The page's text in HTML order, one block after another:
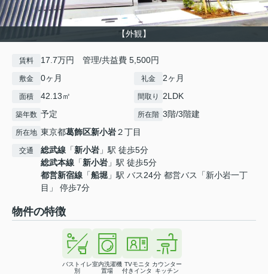
【外観】
賃料 17.7万円 管理/共益費 5,500円
敷金 0ヶ月 礼金 2ヶ月
面積 42.13㎡ 間取り 2LDK
築年数 予定 所在階 3階/3階建
所在地 東京都葛飾区新小岩２丁目
交通 総武線 「新小岩 」駅 徒歩5分
総武本線 「新小岩 」駅 徒歩5分
都営新宿線 「船堀 」駅 バス24分 都営バス「新小岩一丁
目」 停歩7分
物件の特徴
バストイレ
別
室内洗濯機
置場
TVモニタ
付きインタ
カウンター
キッチン